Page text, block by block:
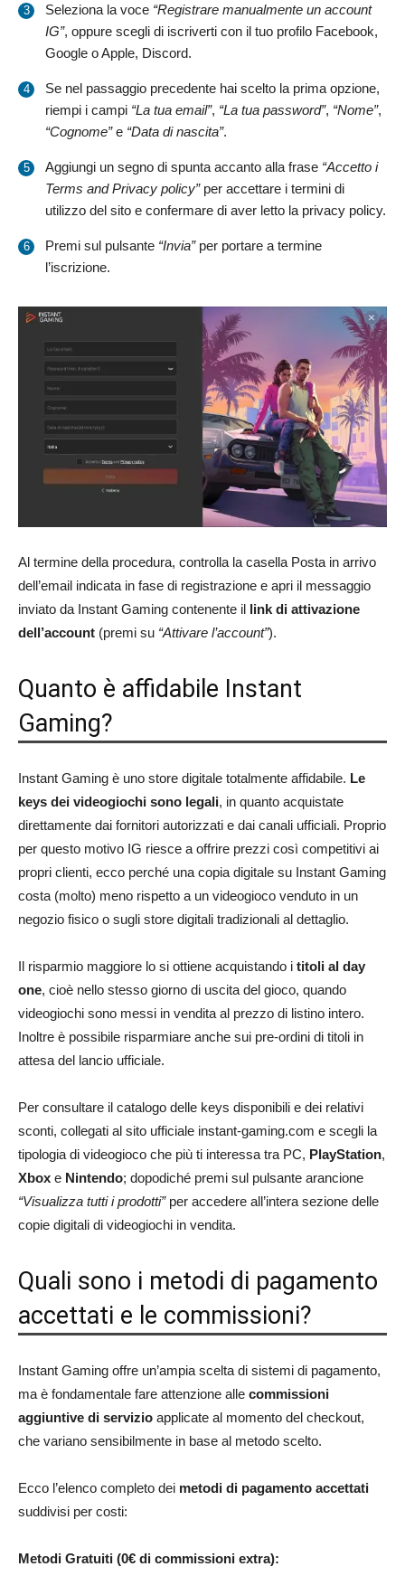
Seleziona la voce “Registrare manualmente un account
IG”, oppure scegli di iscriverti con il tuo profilo Facebook,
Google o Apple, Discord.
Se nel passaggio precedente hai scelto la prima opzione,
riempi i campi “La tua email”, “La tua password”, “Nome”,
“Cognome”e “Data di nascita”.
Aggiungi un segno di spunta accanto alla frase “Accetto i
Terms and Privacy policy”per accettare i termini di
utilizzo del sito e confermare di aver letto la privacy policy.
Premi sul pulsante “Invia”per portare a termine
l’iscrizione.
Al termine della procedura, controlla la casella Posta in arrivo
dell’email indicata in fase di registrazione e apri il messaggio
inviato da Instant Gaming contenente il link di attivazione
dell’account (premi su “Attivare l’account”).
Quanto è affidabile Instant
Gaming?
Instant Gaming è uno store digitale totalmente affidabile. Le
keys dei videogiochi sono legali, in quanto acquistate
direttamente dai fornitori autorizzati e dai canali ufficiali. Proprio
per questo motivo IG riesce a offrire prezzi così competitivi ai
propri clienti, ecco perché una copia digitale su Instant Gaming
costa (molto) meno rispetto a un videogioco venduto in un
negozio fisico o sugli store digitali tradizionali al dettaglio.
Il risparmio maggiore lo si ottiene acquistando i titoli al day
one, cioè nello stesso giorno di uscita del gioco, quando
videogiochi sono messi in vendita al prezzo di listino intero.
Inoltre è possibile risparmiare anche sui pre-ordini di titoli in
attesa del lancio ufficiale.
Per consultare il catalogo delle keys disponibili e dei relativi
sconti, collegati al sito ufficiale instant-gaming.com e scegli la
tipologia di videogioco che più ti interessa tra PC, PlayStation,
Xbox e Nintendo; dopodiché premi sul pulsante arancione
“Visualizza tutti i prodotti”per accedere all’intera sezione delle
copie digitali di videogiochi in vendita.
Quali sono i metodi di pagamento
accettati e le commissioni?
Instant Gaming offre un’ampia scelta di sistemi di pagamento,
ma è fondamentale fare attenzione alle commissioni
aggiuntive di servizio applicate al momento del checkout,
che variano sensibilmente in base al metodo scelto.
Ecco l’elenco completo dei metodi di pagamento accettati
suddivisi per costi:
Metodi Gratuiti (0€ di commissioni extra):